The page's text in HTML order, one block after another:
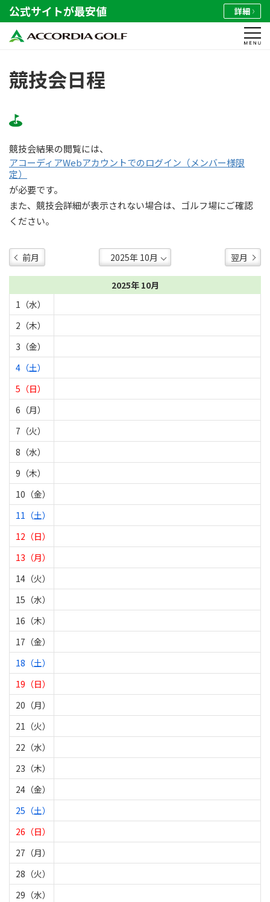
公式サイトが最安値 詳細
競技会日程
競技会結果の閲覧には、
アコーディアWebアカウントでのログイン（メンバー様限
定）
が必要です。
また、競技会詳細が表示されない場合は、ゴルフ場にご確認
ください。
前月 翌月
2025年 10月
1（水）
2（木）
3（金）
4（土）
5（日）
6（月）
7（火）
8（水）
9（木）
10（金）
11（土）
12（日）
13（月）
14（火）
15（水）
16（木）
17（金）
18（土）
19（日）
20（月）
21（火）
22（水）
23（木）
24（金）
25（土）
26（日）
27（月）
28（火）
29（水）